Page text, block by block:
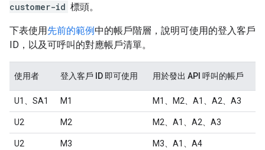
customer-id 標頭。
下表使用先前的範例中的帳戶階層，說明可使用的登入客戶
ID，以及可呼叫的對應帳戶清單。
使用者 登入客戶 ID 即可使用 用於發出 API 呼叫的帳戶
U1、SA1 M1 M1、M2、A1、A2、A3
U2 M2 M2、A1、A2、A3
U2 M3 M3、A1、A4